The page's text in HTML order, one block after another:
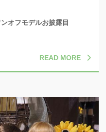
オフモデルお披露目
READ MORE